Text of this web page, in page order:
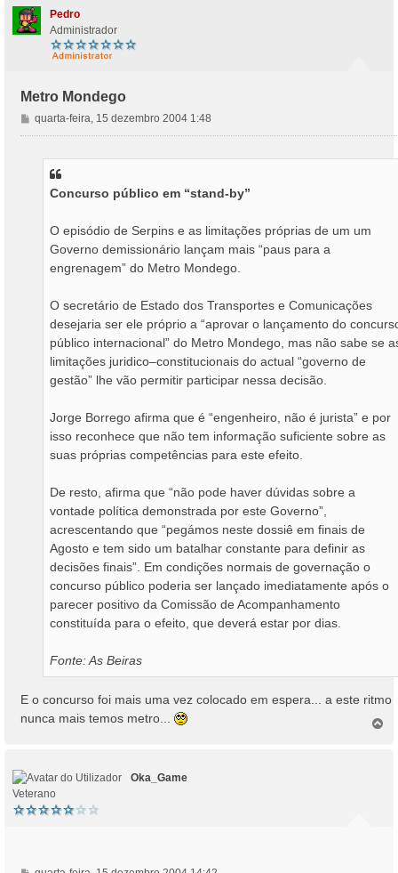
Pedro
Administrador
Metro Mondego
M
e
quarta-feira, 15 dezembro 2004 1:48
Concurso público em “stand-by”
O episódio de Serpins e as limitações próprias de um um
Governo demissionário lançam mais “paus para a
engrenagem” do Metro Mondego.
O secretário de Estado dos Transportes e Comunicações
desejaria ser ele próprio a “aprovar o lançamento do
público internacional” do Metro Mondego, mas não sabe se
limitações juridico–constitucionais do actual “governo de
gestão” lhe vão permitir participar nessa decisão.
Jorge Borrego afirma que é “engenheiro, não é jurista” e por
isso reconhece que não tem informação suficiente sobre as
suas próprias competências para este efeito.
De resto, afirma que “não pode haver dúvidas sobre a
vontade política demonstrada por este Governo”,
acrescentando que “pegámos neste dossiê em finais de
Agosto e tem sido um batalhar constante para definir as
decisões finais”. Em condições normais de governação o
concurso público poderia ser lançado imediatamente após o
parecer positivo da Comissão de Acompanhamento
constituída para o efeito, que deverá estar por dias.
Fonte: As Beiras
E o concurso foi mais uma vez colocado em espera... a este ritmo
nunca mais temos metro...
Oka_Game
Veterano